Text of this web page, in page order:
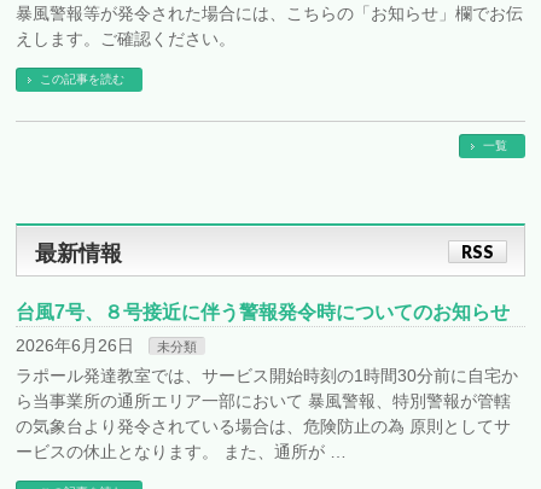
暴風警報等が発令された場合には、こちらの「お知らせ」欄でお伝
えします。ご確認ください。
この記事を読む
一覧
最新情報 RSS
台風7号、８号接近に伴う警報発令時についてのお知らせ
2026年6月26日 未分類
ラポール発達教室では、サービス開始時刻の1時間30分前に自宅か
ら当事業所の通所エリア一部において 暴風警報、特別警報が管轄
の気象台より発令されている場合は、危険防止の為 原則としてサ
ービスの休止となります。 また、通所が …